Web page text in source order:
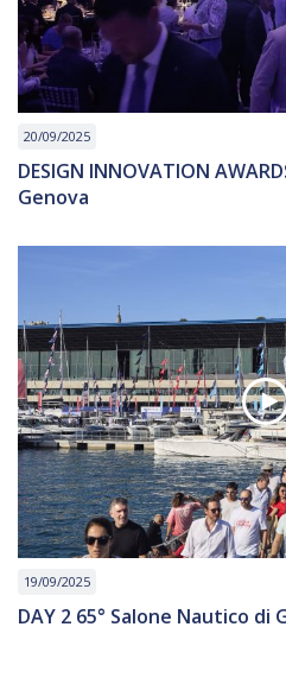
20/09/2025
DESIGN INNOVATION
Genova
19/09/2025
DAY 2 65° Salone Nautico di